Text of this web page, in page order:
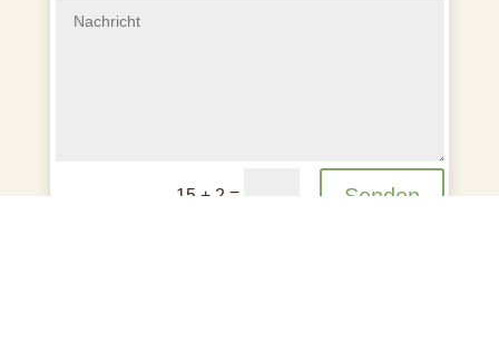
15 + 2 = Senden